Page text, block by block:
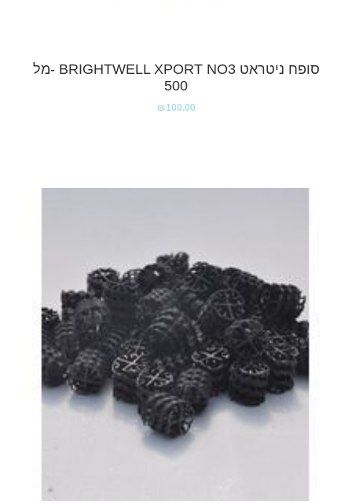
סופח ניטראט BRIGHTWELL XPORT NO3 -מל
500
₪100.00